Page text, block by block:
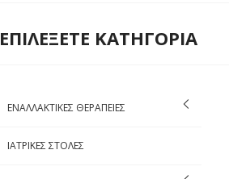
ΕΠΙΛΕΞΕΤΕ ΚΑΤΗΓΟΡΙΑ
ΕΝΑΛΛΑΚΤΙΚΕΣ ΘΕΡΑΠΕΙΕΣ
ΙΑΤΡΙΚΕΣ ΣΤΟΛΕΣ